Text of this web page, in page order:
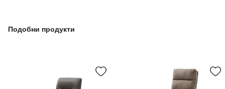
Подобни продукти